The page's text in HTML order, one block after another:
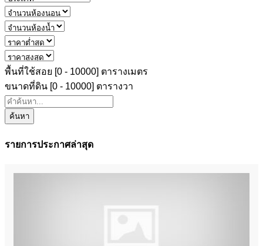
พื้นที่ใช้สอย [0 - 10000] ตารางเมตร
ขนาดที่ดิน [0 - 10000] ตารางวา
ค้นหา
รายการประกาศล่าสุด